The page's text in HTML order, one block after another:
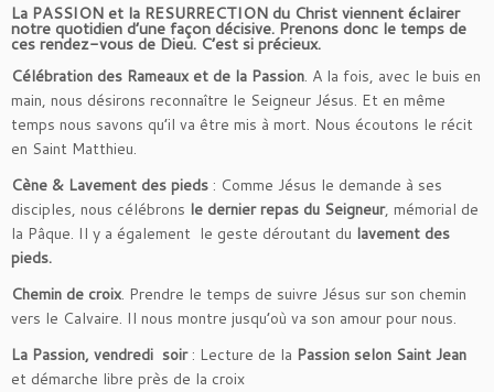
La PASSION et la RESURRECTION du Christ viennent éclairer
notre quotidien d’une façon décisive. Prenons donc le temps de
ces rendez-vous de Dieu. C’est si précieux.
Célébration des Rameaux et de la Passion. A la fois, avec le buis en
main, nous désirons reconnaître le Seigneur Jésus. Et en même
temps nous savons qu’il va être mis à mort. Nous écoutons le récit
en Saint Matthieu.
Cène & Lavement des pieds : Comme Jésus le demande à ses
disciples, nous célébrons le dernier repas du Seigneur, mémorial de
la Pâque. Il y a également le geste déroutant du lavement des
pieds.
Chemin de croix. Prendre le temps de suivre Jésus sur son chemin
vers le Calvaire. Il nous montre jusqu’où va son amour pour nous.
La Passion, vendredi soir : Lecture de la Passion selon Saint Jean
et démarche libre près de la croix